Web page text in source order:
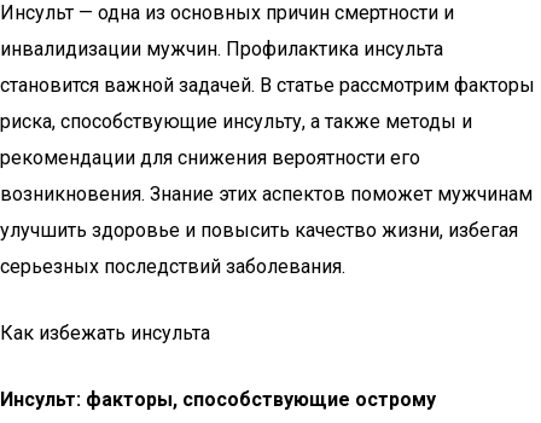
Инсульт — одна из основных причин смертности и
инвалидизации мужчин. Профилактика инсульта
становится важной задачей. В статье рассмотрим факторы
риска, способствующие инсульту, а также методы и
рекомендации для снижения вероятности его
возникновения. Знание этих аспектов поможет мужчинам
улучшить здоровье и повысить качество жизни, избегая
серьезных последствий заболевания.
Как избежать инсульта
Инсульт: факторы, способствующие острому